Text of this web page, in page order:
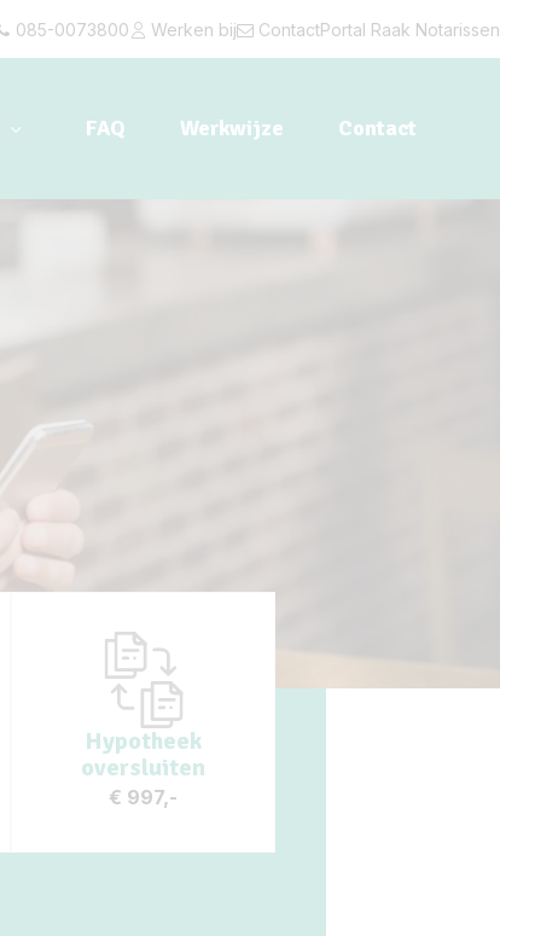
085-0073800 Werken bij ContactPortal Raak Notarissen
Toon submenu voor "Diensten"
FAQ Werkwijze Contact
Hypotheek
oversluiten
€ 997,-